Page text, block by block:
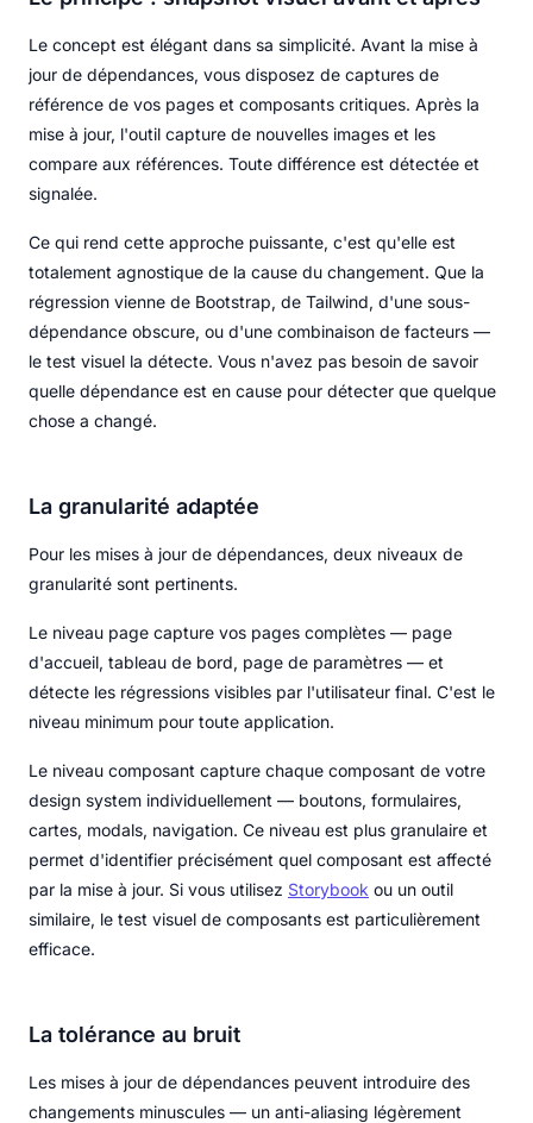
Le concept est élégant dans sa simplicité. Avant la mise à
jour de dépendances, vous disposez de captures de
référence de vos pages et composants critiques. Après la
mise à jour, l'outil capture de nouvelles images et les
compare aux références. Toute différence est détectée et
signalée.
Ce qui rend cette approche puissante, c'est qu'elle est
totalement agnostique de la cause du changement. Que la
régression vienne de Bootstrap, de Tailwind, d'une sous-
dépendance obscure, ou d'une combinaison de facteurs —
le test visuel la détecte. Vous n'avez pas besoin de savoir
quelle dépendance est en cause pour détecter que quelque
chose a changé.
La granularité adaptée
Pour les mises à jour de dépendances, deux niveaux de
granularité sont pertinents.
Le niveau page capture vos pages complètes — page
d'accueil, tableau de bord, page de paramètres — et
détecte les régressions visibles par l'utilisateur final. C'est le
niveau minimum pour toute application.
Le niveau composant capture chaque composant de votre
design system individuellement — boutons, formulaires,
cartes, modals, navigation. Ce niveau est plus granulaire et
permet d'identifier précisément quel composant est affecté
par la mise à jour. Si vous utilisez Storybook ou un outil
similaire, le test visuel de composants est particulièrement
efficace.
La tolérance au bruit
Les mises à jour de dépendances peuvent introduire des
changements minuscules — un anti-aliasing légèrement